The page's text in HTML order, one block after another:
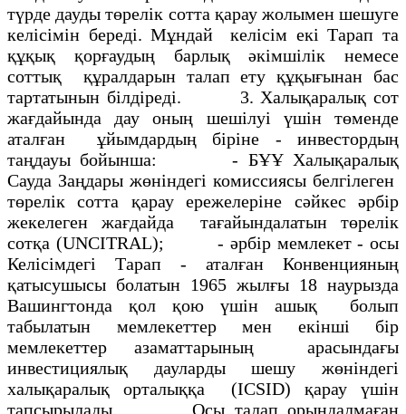
түрде дауды төрелiк сотта қарау жолымен шешуге
келiсiмiн бередi. Мұндай келiсiм екi Тарап та
құқық қорғаудың барлық әкiмшiлiк немесе
соттық құралдарын талап ету құқығынан бас
тартатынын бiлдiредi. 3. Халықаралық сот
жағдайында дау оның шешілуi үшiн төменде
аталған ұйымдардың бiрiне - инвестордың
таңдауы бойынша: - БҰҰ Халықаралық
Сауда Заңдары жөнiндегi комиссиясы белгiлеген
төрелiк сотта қарау ережелерiне сәйкес әрбiр
жекелеген жағдайда тағайындалатын төрелiк
сотқа (UNСIТRАL); - әрбiр мемлекет - осы
Келiсiмдегi Тарап - аталған Конвенцияның
қатысушысы болатын 1965 жылғы 18 наурызда
Вашингтонда қол қою үшiн ашық болып
табылатын мемлекеттер мен екiншi бiр
мемлекеттер азаматтарының арасындағы
инвестициялық дауларды шешу жөнiндегi
халықаралық орталыққа (ICSID) қарау үшiн
тапсырылады. Осы талап орындалмаған